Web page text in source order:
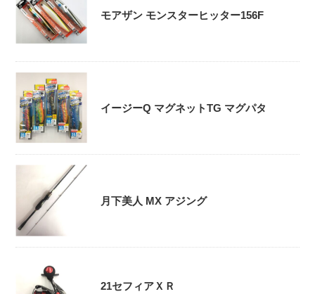
モアザン モンスターヒッター156F
イージーQ マグネットTG マグパタ
月下美人 MX アジング
21セフィアＸＲ